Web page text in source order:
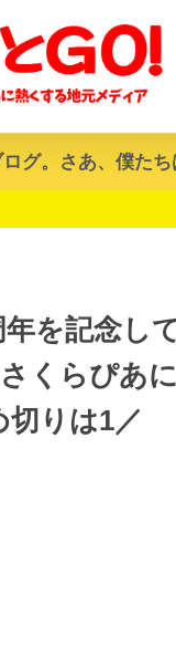
グ。さあ、僕たち
を記念し
くらぴあに
りは1／